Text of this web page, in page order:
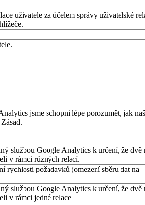
uživatele za účelem správy uživatelské
jsme schopni lépe porozumět, jak
službou Google Analytics k určení, že dvě
v rámci různých relací.
rychlosti požadavků (omezení sběru dat na
službou Google Analytics k určení, že dvě
v rámci jedné relace.